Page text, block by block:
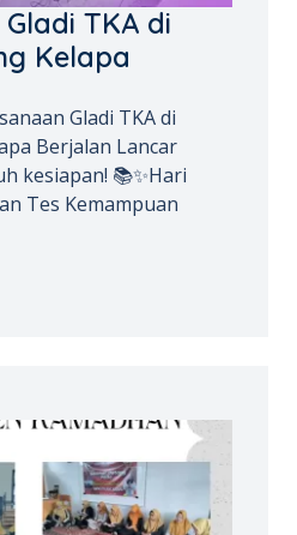
TKA di
Kelapa
Gladi TKA di
Berjalan Lancar
kesiapan! 📚✨Hari
Tes Kemampuan